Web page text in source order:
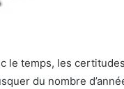
le temps, les
du nombre